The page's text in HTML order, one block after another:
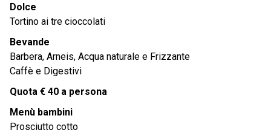
Dolce
Tortino ai tre cioccolati
Bevande
Barbera, Arneis, Acqua naturale e Frizzante
Caffè e Digestivi
Quota € 40 a persona
Menù bambini
Prosciutto cotto